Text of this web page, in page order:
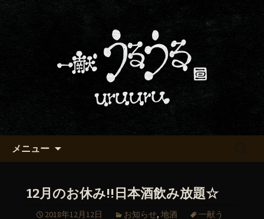
京都・五条でおいしい地酒が飲
める「一献うるうる」のブロ
京都・五条烏丸の町屋居酒屋「一献う
るうる」からのお知らせ
メニュー
12月のお休み!!日本酒飲み放題☆
2018年12月12日 お知らせ, 地酒
一献う